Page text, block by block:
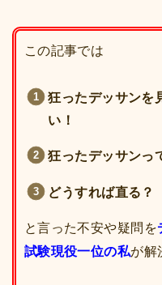
この記事では
狂ったデッサンを
い！
狂ったデッサンっ
どうすれば直る？
と言った不安や疑問を
試験現役一位の私が解